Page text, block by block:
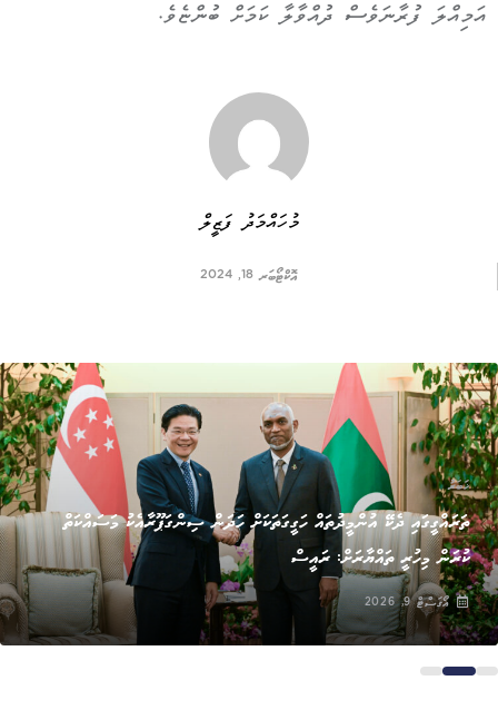
އަމިއްލަ ފުރާނަވެސް ދުއްވާލާ ކަމަށް ބުންޏެވެ.
މުހައްމަދު ފަޒީލް
އޮކްޓޯބަރ 18, 2024
ޚަބަރު
ތަރައްގީގައި ދެކޭ އުންމީދުތައް ހަގީގަތަކަށް ހަދަން ސިންގަޕޫރާއެކު މަސައްކަތް
ކުރަން މިހުރީ ތައްޔާރަށް: ރައީސް
އޯގަސްޓް 9, 2026